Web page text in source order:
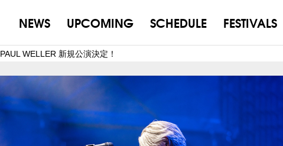
NEWS UPCOMING SCHEDULE FESTIVALS
PAUL WELLER 新規公演決定！